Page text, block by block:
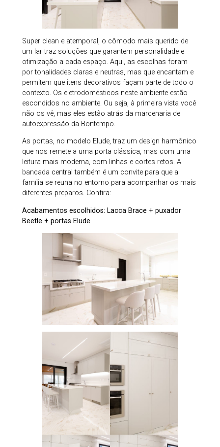
Super clean e atemporal, o cômodo mais querido de
um lar traz soluções que garantem personalidade e
otimização a cada espaço. Aqui, as escolhas foram
por tonalidades claras e neutras, mas que encantam e
permitem que itens decorativos façam parte de todo o
contexto. Os eletrodomésticos neste ambiente estão
escondidos no ambiente. Ou seja, à primeira vista você
não os vê, mas eles estão atrás da marcenaria de
autoexpressão da Bontempo.
As portas, no modelo Elude, traz um design harmônico
que nos remete a uma porta clássica, mas com uma
leitura mais moderna, com linhas e cortes retos. A
bancada central também é um convite para que a
família se reuna no entorno para acompanhar os mais
diferentes preparos. Confira:
Acabamentos escolhidos: Lacca Brace + puxador
Beetle + portas Elude